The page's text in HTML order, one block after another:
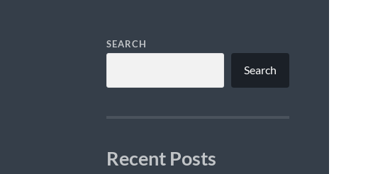
SEARCH
Search
Recent Posts